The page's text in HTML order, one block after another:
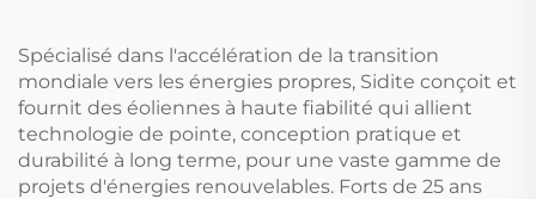
chauffe-eau SFB/SFC
Réservoir 4 Relais 5
Parties chauffantes
Spécialisé dans l'accélération de la transition
mondiale vers les énergies propres, Sidite conçoit et
fournit des éoliennes à haute fiabilité qui allient
technologie de pointe, conception pratique et
durabilité à long terme, pour une vaste gamme de
projets d'énergies renouvelables. Forts de 25 ans